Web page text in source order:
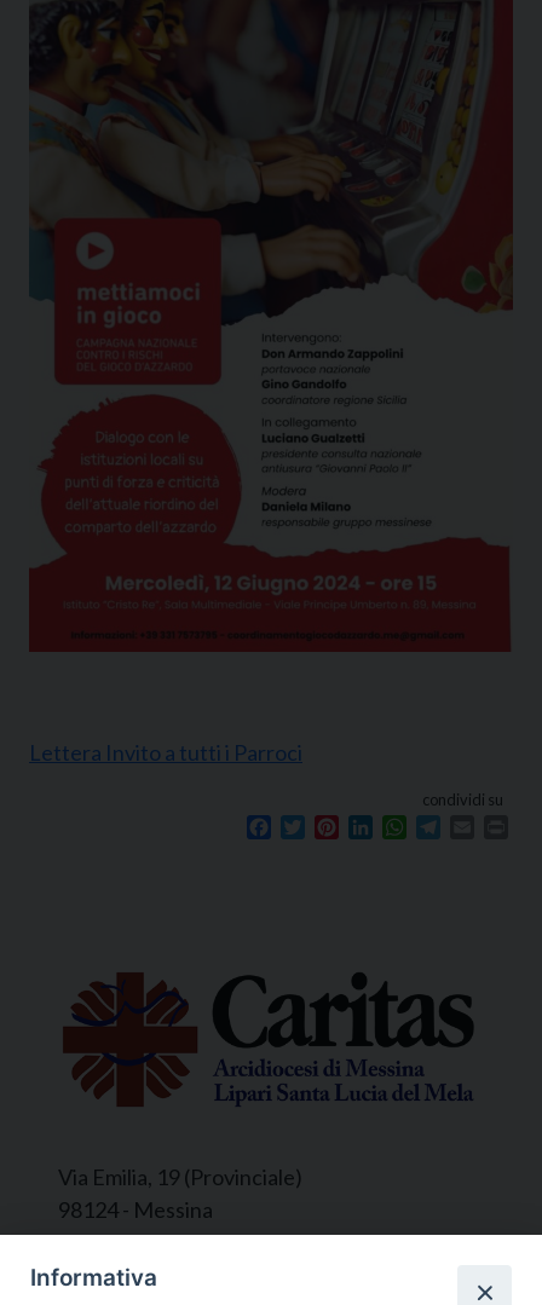
Lettera Invito a tutti i Parroci
condividi su
Facebook
TwitterPinterestLinkedInWhatsApp
Via Emilia, 19 (Provinciale)
98124 - Messina
Segreteria e Amministrazione:
L’Ufficio è aperto tutti i giorni da lunedì a
Informativa